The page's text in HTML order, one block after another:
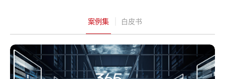
案例集 白皮书